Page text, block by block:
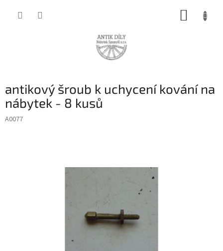
antikový šroub k uchycení kování na
nábytek - 8 kusů
A0077